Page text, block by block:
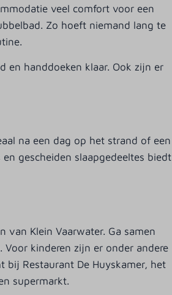
veel comfort voor een
Zo hoeft niemand lang te
en handdoeken klaar. Ook zijn er
na een dag op het strand of een
gescheiden slaapgedeeltes biedt
Klein Vaarwater. Ga samen
kinderen zijn er onder andere
bij Restaurant De Huyskamer, het
supermarkt.